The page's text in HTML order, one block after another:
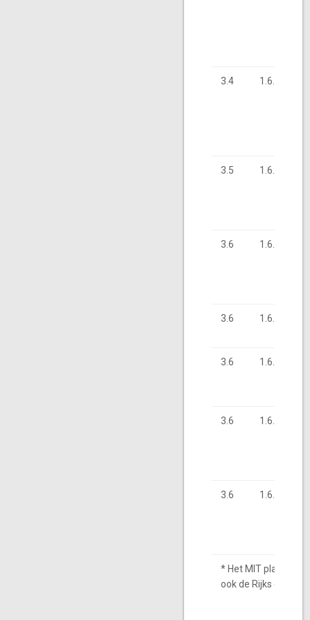
3.4 1.6.65
3.5 1.6.82
3.6 1.6.36
3.6 1.6.42
3.6 1.6.46
3.6 1.6.73
3.6 1.6.80
* Het MIT plafond
ook de Rijks